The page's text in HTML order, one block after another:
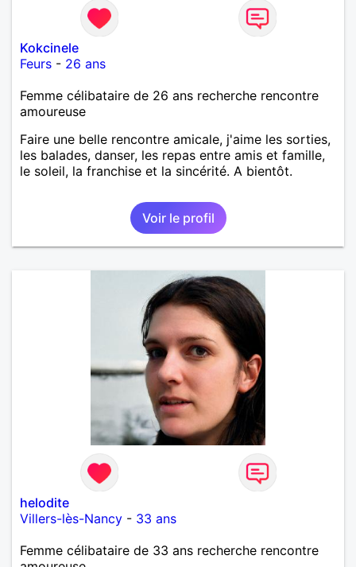
Kokcinele
Feurs - 26 ans
Femme célibataire de 26 ans recherche rencontre
amoureuse
Faire une belle rencontre amicale, j'aime les sorties,
les balades, danser, les repas entre amis et famille,
le soleil, la franchise et la sincérité. A bientôt.
Voir le profil
helodite
Villers-lès-Nancy - 33 ans
Femme célibataire de 33 ans recherche rencontre